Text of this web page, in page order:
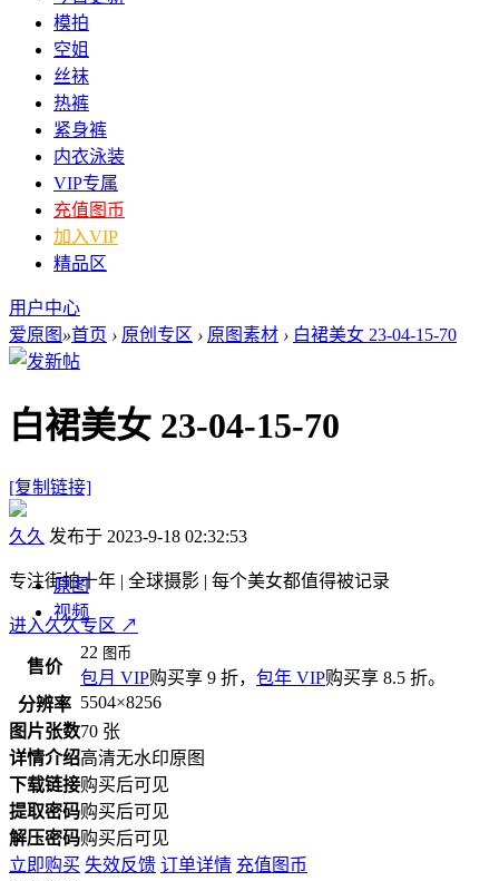
模拍
空姐
丝袜
热裤
紧身裤
内衣泳装
VIP专属
充值图币
加入VIP
精品区
用户中心
爱原图 »首页 › 原创专区 › 原图素材 › 白裙美女 23-04-15-70
白裙美女 23-04-15-70
[复制链接]
久久 发布于 2023-9-18 02:32:53
专注街拍十年 | 全球摄影 | 每个美女都值得被记录
进入久久专区 ↗
原图
视频
售价
22 图币
包月 VIP购买享 9 折， 包年 VIP购买享 8.5 折。
分辨率 5504×8256
图片张数70 张
详情介绍高清无水印原图
下载链接购买后可见
提取密码购买后可见
解压密码购买后可见
立即购买 失效反馈 订单详情 充值图币